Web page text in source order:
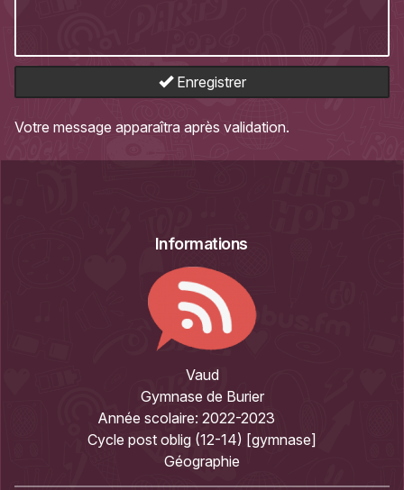
Enregistrer
Votre message apparaîtra après validation.
Informations
Vaud
Gymnase de Burier
Année scolaire: 2022-2023
Cycle post oblig (12-14) [gymnase]
Géographie